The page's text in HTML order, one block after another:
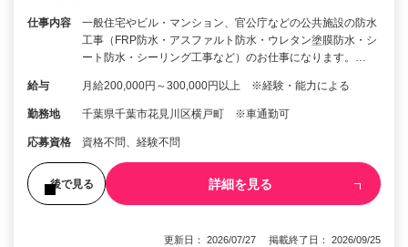
仕事内容
一般住宅やビル・マンション、官公庁などの公共施設の防水
工事（FRP防水・アスファルト防水・ウレタン塗膜防水・シ
ート防水・シーリング工事など）のお仕事になります。…
給与 月給200,000円～300,000円以上 ※経験・能力による
勤務地 千葉県千葉市花見川区横戸町 ※車通勤可
応募資格 資格不問、経験不問
後で見る 詳細を見る
更新日： 2026/07/27 掲載終了日： 2026/09/25